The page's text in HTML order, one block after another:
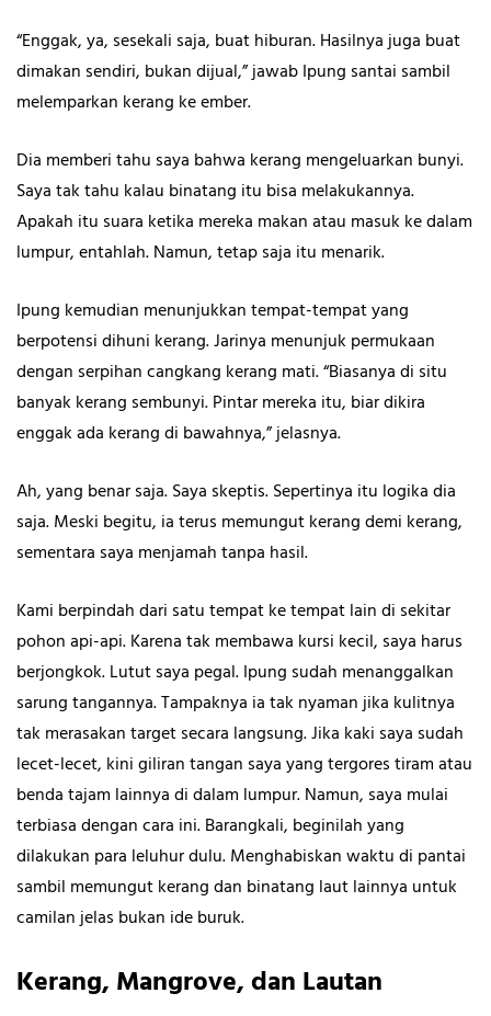
“Enggak, ya, sesekali saja, buat hiburan. Hasilnya juga buat
dimakan sendiri, bukan dijual,” jawab Ipung santai sambil
melemparkan kerang ke ember.
Dia memberi tahu saya bahwa kerang mengeluarkan bunyi.
Saya tak tahu kalau binatang itu bisa melakukannya.
Apakah itu suara ketika mereka makan atau masuk ke dalam
lumpur, entahlah. Namun, tetap saja itu menarik.
Ipung kemudian menunjukkan tempat-tempat yang
berpotensi dihuni kerang. Jarinya menunjuk permukaan
dengan serpihan cangkang kerang mati. “Biasanya di situ
banyak kerang sembunyi. Pintar mereka itu, biar dikira
enggak ada kerang di bawahnya,” jelasnya.
Ah, yang benar saja. Saya skeptis. Sepertinya itu logika dia
saja. Meski begitu, ia terus memungut kerang demi kerang,
sementara saya menjamah tanpa hasil.
Kami berpindah dari satu tempat ke tempat lain di sekitar
pohon api-api. Karena tak membawa kursi kecil, saya harus
berjongkok. Lutut saya pegal. Ipung sudah menanggalkan
sarung tangannya. Tampaknya ia tak nyaman jika kulitnya
tak merasakan target secara langsung. Jika kaki saya sudah
lecet-lecet, kini giliran tangan saya yang tergores tiram atau
benda tajam lainnya di dalam lumpur. Namun, saya mulai
terbiasa dengan cara ini. Barangkali, beginilah yang
dilakukan para leluhur dulu. Menghabiskan waktu di pantai
sambil memungut kerang dan binatang laut lainnya untuk
camilan jelas bukan ide buruk.
Kerang, Mangrove, dan Lautan